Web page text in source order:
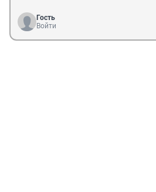
Гость
Войти